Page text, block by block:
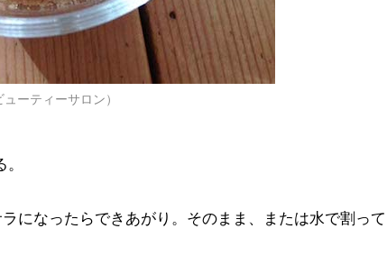
ーティーサロン）
になったらできあがり。そのまま、または水で割っ